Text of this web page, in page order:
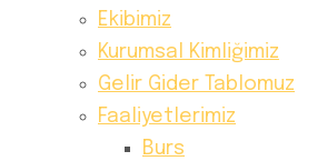
Ekibimiz
Kurumsal Kimliğimiz
Gelir Gider Tablomuz
Faaliyetlerimiz
Burs